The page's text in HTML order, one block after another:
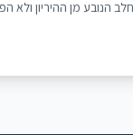
הנובע מן ההיריון ולא
אך גם אז הרופאים